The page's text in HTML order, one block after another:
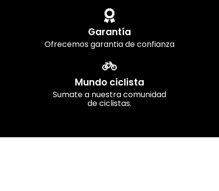
Garantía
Ofrecemos garantia de confianza
Mundo ciclista
Sumate a nuestra comunidad
de ciclistas.